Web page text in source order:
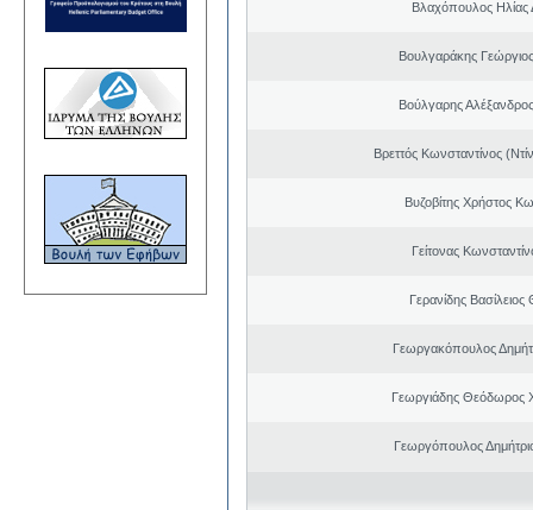
Βλαχόπουλος Ηλίας
Βουλγαράκης
Βούλγαρης
Βρεττός Κωνσταντίνος
Βυζοβίτης Χρήστος
Γείτονας
Γερανίδης
Γεωργακόπουλος
Γεωργιάδης Θεόδωρος
Γεωργόπουλος